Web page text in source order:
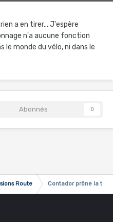
a en tirer... J'espère
n'a aucune fonction
monde du vélo, ni dans le
Abonnés 0
Route Contador prône la